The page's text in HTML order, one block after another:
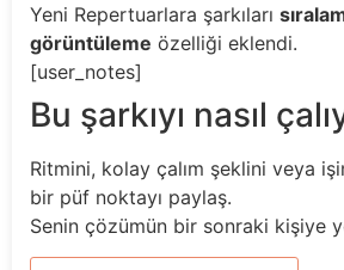
Yeni Repertuarlara şarkıları
görüntüleme özelliği eklendi.
[user_notes]
Bu şarkıyı nasıl
Ritmini, kolay çalım şeklini veya
bir püf noktayı paylaş.
Senin çözümün bir sonraki kişiye